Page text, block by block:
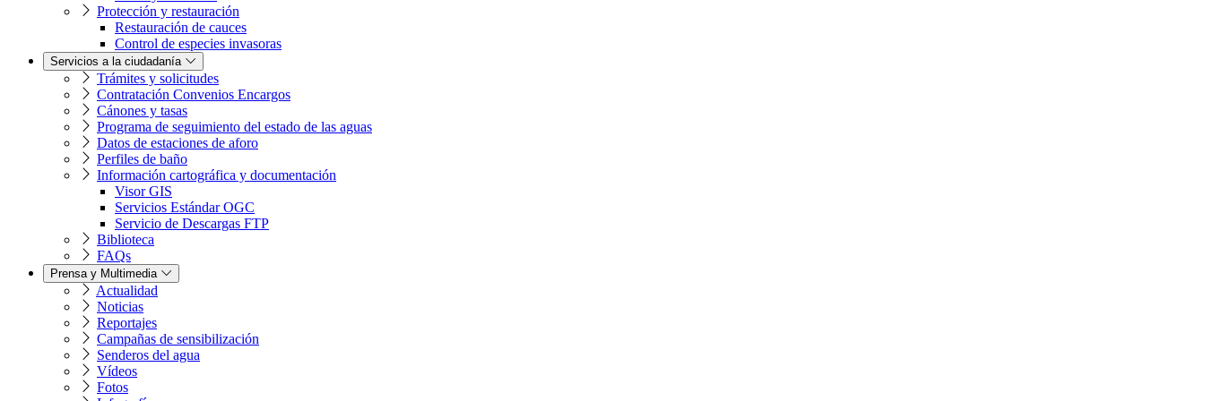
Protección y restauración
Restauración de cauces
Control de especies invasoras
Servicios a la ciudadanía
Trámites y solicitudes
Contratación Convenios Encargos
Cánones y tasas
Programa de seguimiento del estado de las aguas
Datos de estaciones de aforo
Perfiles de baño
Información cartográfica y documentación
Visor GIS
Servicios Estándar OGC
Servicio de Descargas FTP
Biblioteca
FAQs
Prensa y Multimedia
Actualidad
Noticias
Reportajes
Campañas de sensibilización
Senderos del agua
Vídeos
Fotos